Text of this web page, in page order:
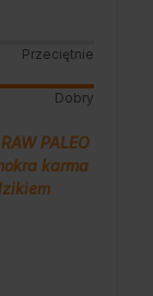
Przeciętnie
Dobry
RAW PALEO
karma